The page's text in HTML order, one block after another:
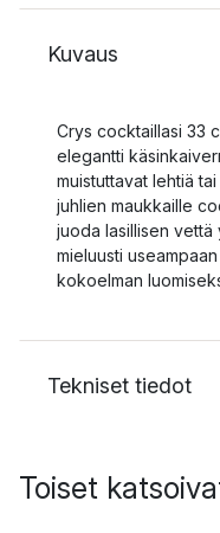
Kuvaus
Crys cocktaillasi 33
elegantti
muistuttavat lehtiä
juhlien maukkaille
juoda lasillisen vettä
mieluusti
kokoelman
Tekniset tiedot
Toiset